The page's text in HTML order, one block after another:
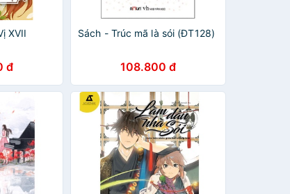
XVII
đ
Sách - Trúc mã là sói (ĐT128)
108.800 đ